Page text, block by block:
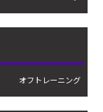
オフトレーニング